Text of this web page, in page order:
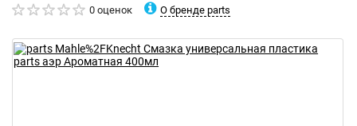
0 оценок О бренде parts